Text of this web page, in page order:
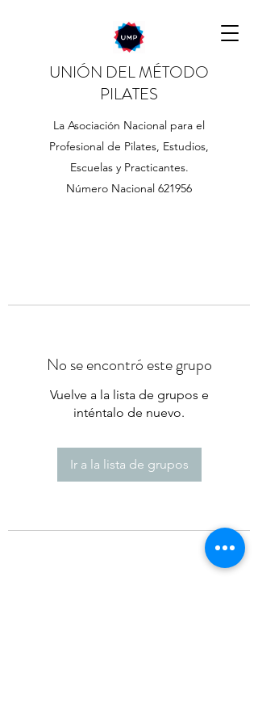
UNIÓN DEL MÉTODO
PILATES
La Asociación Nacional para el
Profesional de Pilates, Estudios,
Escuelas y Practicantes.
Número Nacional 621956
No se encontró este grupo
Vuelve a la lista de grupos e
inténtalo de nuevo.
Ir a la lista de grupos